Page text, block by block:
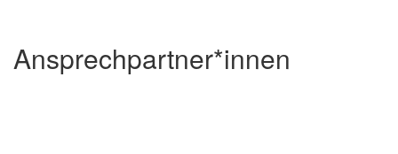
Ansprechpartner*innen